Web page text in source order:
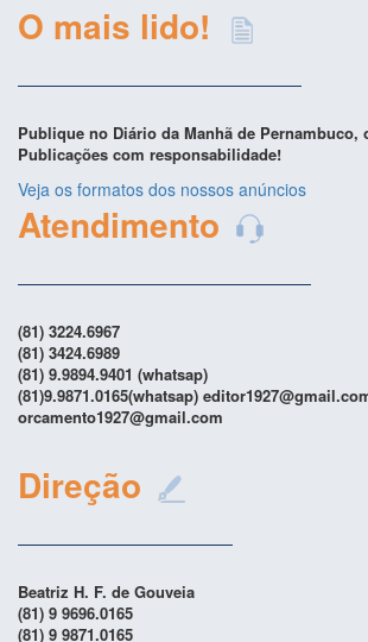
O mais lido!
Publique no Diário da Manhã de Pernambuco,
Publicações com responsabilidade!
Veja os formatos dos nossos anúncios
Atendimento
(81) 3224.6967
(81) 3424.6989
(81) 9.9894.9401 (whatsap)
(81)9.9871.0165(whatsap)
orcamento1927@gmail.com
Direção
Beatriz H. F. de Gouveia
(81) 9 9696.0165
(81) 9 9871.0165